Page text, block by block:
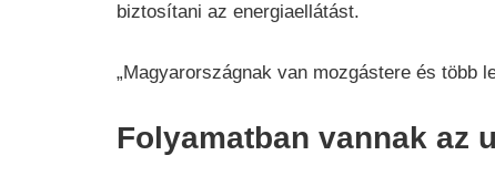
biztosítani az energiaellátást.
„Magyarországnak van mozgástere és több
Folyamatban vannak az